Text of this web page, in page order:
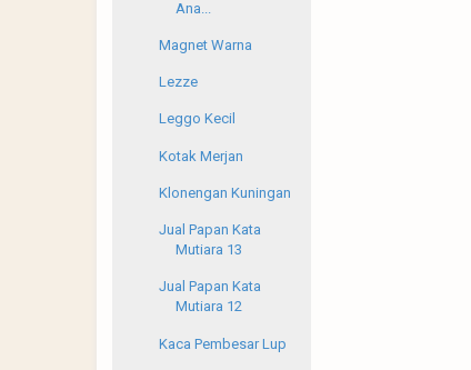
Ana...
Magnet Warna
Lezze
Leggo Kecil
Kotak Merjan
Klonengan Kuningan
Jual Papan Kata
Mutiara 13
Jual Papan Kata
Mutiara 12
Kaca Pembesar Lup